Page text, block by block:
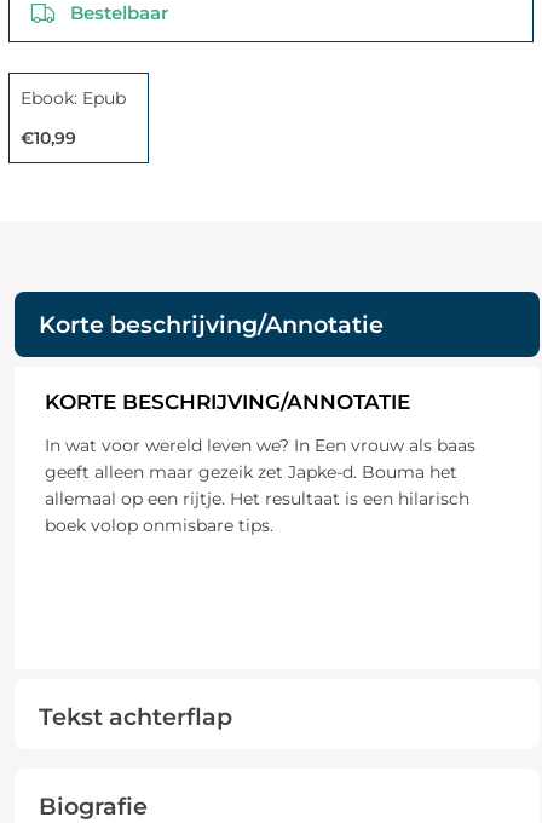
Bestelbaar
Ebook: Epub
€10,99
Korte beschrijving/Annotatie
KORTE BESCHRIJVING/ANNOTATIE
In wat voor wereld leven we? In Een vrouw als baas
geeft alleen maar gezeik zet Japke-d. Bouma het
allemaal op een rijtje. Het resultaat is een hilarisch
boek volop onmisbare tips.
Tekst achterflap
Biografie